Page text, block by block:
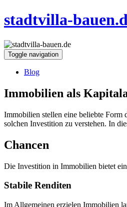
stadtvilla-
Toggle navigation
Blog
Immobilien als
Immobilien stellen eine beliebte Form
solchen Investition zu verstehen. In
Chancen
Die Investition in Immobilien bietet
Stabile Renditen
Im Allgemeinen erzielen Immobilien